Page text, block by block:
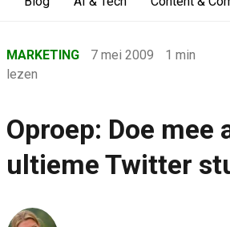
›
Marketing
›
MARKETING 7 mei 2009
1 min
lezen
Oproep: Doe mee
ultieme Twitter